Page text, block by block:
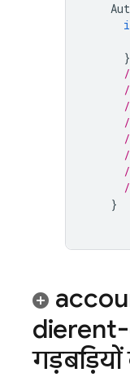
}
}